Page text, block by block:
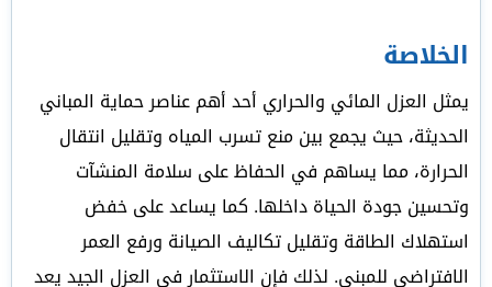
الخلاصة
يمثل العزل المائي والحراري أحد أهم عناصر حماية المباني
الحديثة، حيث يجمع بين منع تسرب المياه وتقليل انتقال
الحرارة، مما يساهم في الحفاظ على سلامة المنشآت
وتحسين جودة الحياة داخلها. كما يساعد على خفض
استهلاك الطاقة وتقليل تكاليف الصيانة ورفع العمر
الافتراضي للمبنى. لذلك فإن الاستثمار في العزل الجيد يعد